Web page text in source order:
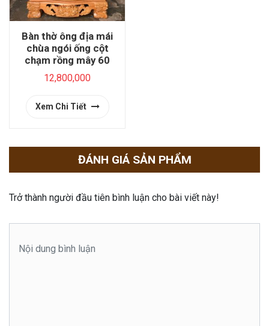
Bàn thờ ông địa mái
chùa ngói ống cột
chạm rồng mây 60
12,800,000
Xem Chi Tiết
ĐÁNH GIÁ SẢN PHẨM
Trở thành người đầu tiên bình luận cho bài viết này!